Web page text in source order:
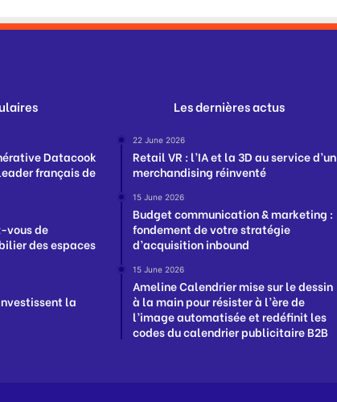
Datacook
français de
vous de
des espaces
la
Les dernières actus
22 June 2026
Retail VR : l’IA et la 3D au service d’un
merchandising réinventé
15 June 2026
Budget communication & marketing :
fondement de votre stratégie
d’acquisition inbound
15 June 2026
Ameline Calendrier mise sur le dessin
à la main pour résister à l’ère de
l’image automatisée et redéfinit les
codes du calendrier publicitaire B2B